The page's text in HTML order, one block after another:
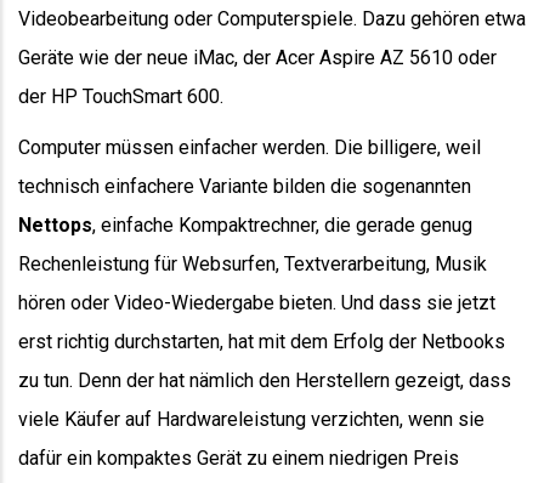
Videobearbeitung oder Computerspiele. Dazu gehören etwa
Geräte wie der neue iMac, der Acer Aspire AZ 5610 oder
der HP TouchSmart 600.
Computer müssen einfacher werden. Die billigere, weil
technisch einfachere Variante bilden die sogenannten
Nettops, einfache Kompaktrechner, die gerade genug
Rechenleistung für Websurfen, Textverarbeitung, Musik
hören oder Video-Wiedergabe bieten. Und dass sie jetzt
erst richtig durchstarten, hat mit dem Erfolg der Netbooks
zu tun. Denn der hat nämlich den Herstellern gezeigt, dass
viele Käufer auf Hardwareleistung verzichten, wenn sie
dafür ein kompaktes Gerät zu einem niedrigen Preis